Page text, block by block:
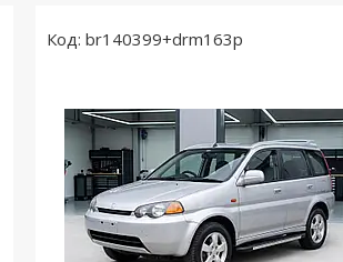
br140399+drm163p